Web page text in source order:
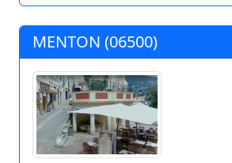
MENTON (06500)